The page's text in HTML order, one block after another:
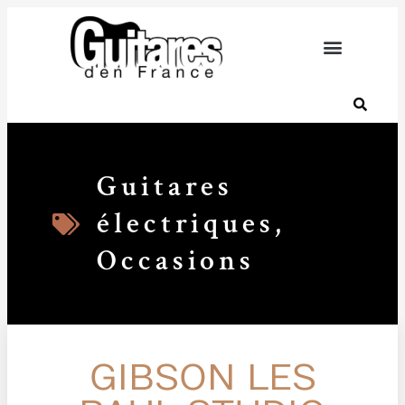
Guitares
électriques,
Occasions
GIBSON LES